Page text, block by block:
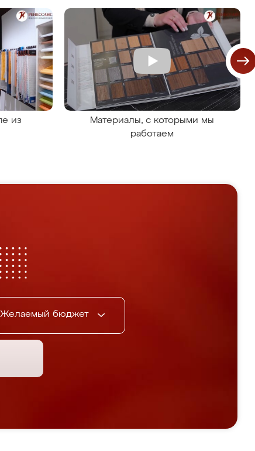
из
Материалы, с которыми мы
работаем
Желаемый бюджет